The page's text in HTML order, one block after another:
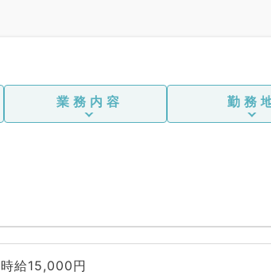
業務内容 勤務
時給15,000円